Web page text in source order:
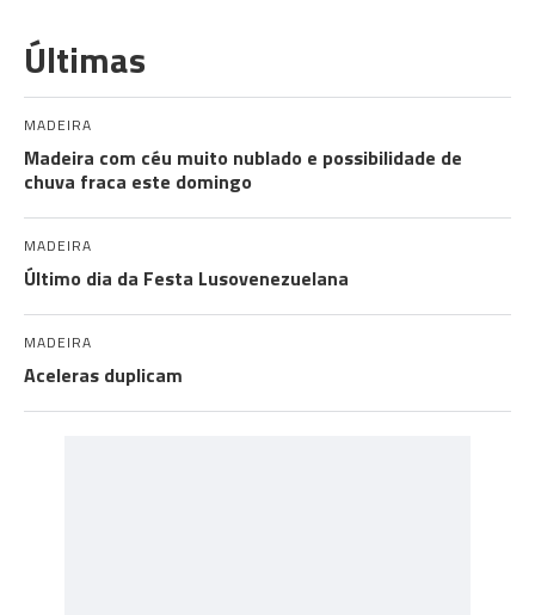
Últimas
MADEIRA
Madeira com céu muito nublado e possibilidade de
chuva fraca este domingo
MADEIRA
Último dia da Festa Lusovenezuelana
MADEIRA
Aceleras duplicam